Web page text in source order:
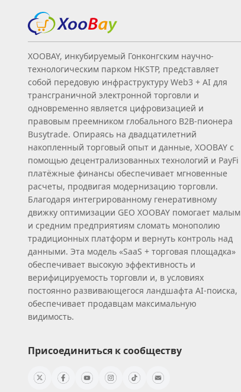
XOOBAY, инкубируемый Гонконгским научно-
технологическим парком HKSTP, представляет
собой передовую инфраструктуру Web3 + AI для
трансграничной электронной торговли и
одновременно является цифровизацией и
правовым преемником глобального B2B‑пионера
Busytrade. Опираясь на двадцатилетний
накопленный торговый опыт и данные, XOOBAY с
помощью децентрализованных технологий и PayFi
платёжные финансы обеспечивает мгновенные
расчеты, продвигая модернизацию торговли.
Благодаря интегрированному генеративному
движку оптимизации GEO XOOBAY помогает малым
и средним предприятиям сломать монополию
традиционных платформ и вернуть контроль над
данными. Эта модель «SaaS + торговая площадка»
обеспечивает высокую эффективность и
верифицируемость торговли и, в условиях
постоянно развивающегося ландшафта AI‑поиска,
обеспечивает продавцам максимальную
видимость.
Присоединиться к сообществу